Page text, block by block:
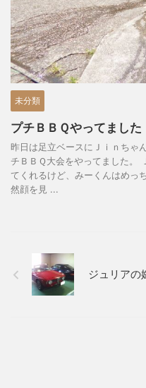
未分類
プチＢＢＱやってました
昨日は足立ベースにＪｉｎちゃ
チＢＢＱ大会をやってました。
てくれるけど、みーくんはめっ
然顔を見 ...
ジュリアの